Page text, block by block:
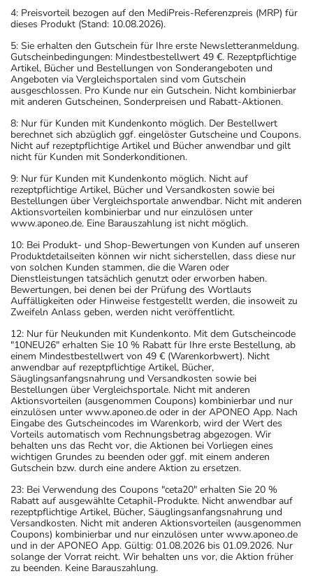
4: Preisvorteil bezogen auf den MediPreis-Referenzpreis (MRP) für
dieses Produkt (Stand: 10.08.2026).
5: Sie erhalten den Gutschein für Ihre erste Newsletteranmeldung.
Gutscheinbedingungen: Mindestbestellwert 49 €. Rezeptpflichtige
Artikel, Bücher und Bestellungen von Sonderangeboten und
Angeboten via Vergleichsportalen sind vom Gutschein
ausgeschlossen. Pro Kunde nur ein Gutschein. Nicht kombinierbar
mit anderen Gutscheinen, Sonderpreisen und Rabatt-Aktionen.
8: Nur für Kunden mit Kundenkonto möglich. Der Bestellwert
berechnet sich abzüglich ggf. eingelöster Gutscheine und Coupons.
Nicht auf rezeptpflichtige Artikel und Bücher anwendbar und gilt
nicht für Kunden mit Sonderkonditionen.
9: Nur für Kunden mit Kundenkonto möglich. Nicht auf
rezeptpflichtige Artikel, Bücher und Versandkosten sowie bei
Bestellungen über Vergleichsportale anwendbar. Nicht mit anderen
Aktionsvorteilen kombinierbar und nur einzulösen unter
www.aponeo.de. Eine Barauszahlung ist nicht möglich.
10: Bei Produkt- und Shop-Bewertungen von Kunden auf unseren
Produktdetailseiten können wir nicht sicherstellen, dass diese nur
von solchen Kunden stammen, die die Waren oder
Dienstleistungen tatsächlich genutzt oder erworben haben.
Bewertungen, bei denen bei der Prüfung des Wortlauts
Auffälligkeiten oder Hinweise festgestellt werden, die insoweit zu
Zweifeln Anlass geben, werden nicht veröffentlicht.
12: Nur für Neukunden mit Kundenkonto. Mit dem Gutscheincode
"10NEU26" erhalten Sie 10 % Rabatt für Ihre erste Bestellung, ab
einem Mindestbestellwert von 49 € (Warenkorbwert). Nicht
anwendbar auf rezeptpflichtige Artikel, Bücher,
Säuglingsanfangsnahrung und Versandkosten sowie bei
Bestellungen über Vergleichsportale. Nicht mit anderen
Aktionsvorteilen (ausgenommen Coupons) kombinierbar und nur
einzulösen unter www.aponeo.de oder in der APONEO App. Nach
Eingabe des Gutscheincodes im Warenkorb, wird der Wert des
Vorteils automatisch vom Rechnungsbetrag abgezogen. Wir
behalten uns das Recht vor, die Aktionen bei Vorliegen eines
wichtigen Grundes zu beenden oder ggf. mit einem anderen
Gutschein bzw. durch eine andere Aktion zu ersetzen.
23: Bei Verwendung des Coupons "ceta20" erhalten Sie 20 %
Rabatt auf ausgewählte Cetaphil-Produkte. Nicht anwendbar auf
rezeptpflichtige Artikel, Bücher, Säuglingsanfangsnahrung und
Versandkosten. Nicht mit anderen Aktionsvorteilen (ausgenommen
Coupons) kombinierbar und nur einzulösen unter www.aponeo.de
und in der APONEO App. Gültig: 01.08.2026 bis 01.09.2026. Nur
solange der Vorrat reicht. Wir behalten uns vor, die Aktion früher
zu beenden. Keine Barauszahlung.